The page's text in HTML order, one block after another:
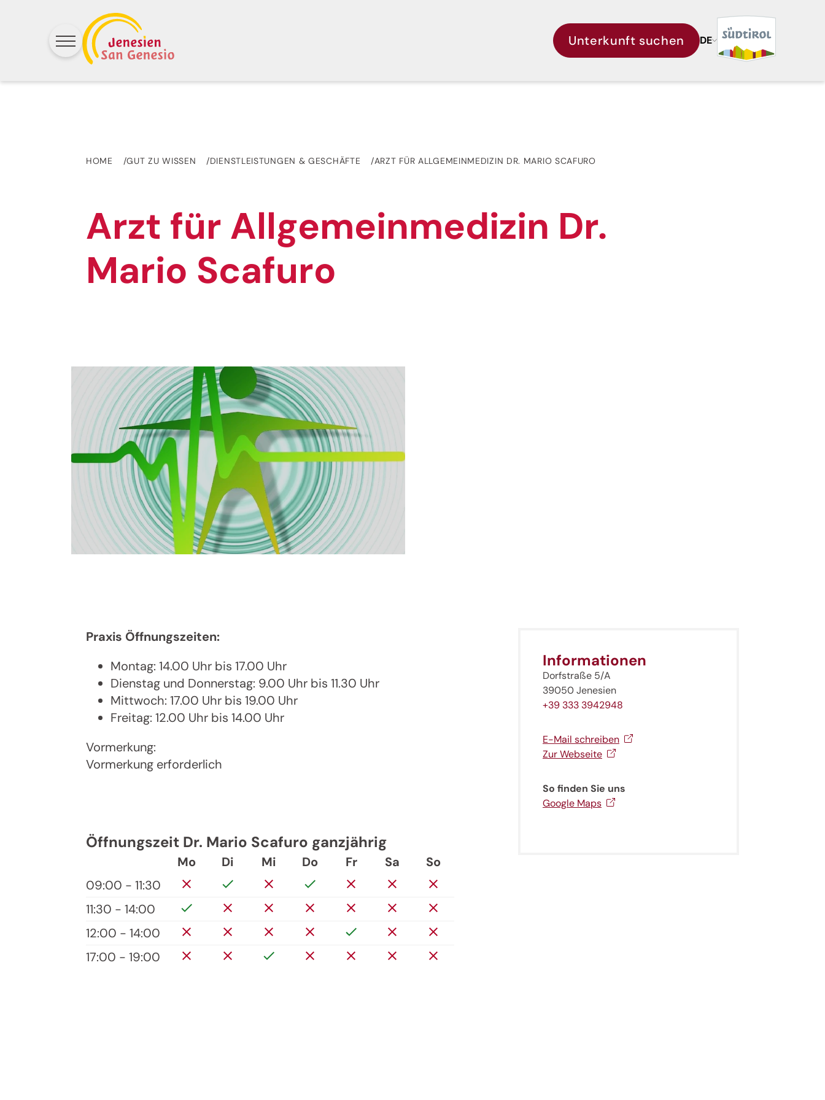
Unterkunft suchen DE
HOME GUT ZU WISSEN DIENSTLEISTUNGEN & GESCHÄFTE ARZT FÜR ALLGEMEINMEDIZIN DR. MARIO SCAFURO
Arzt für Allgemeinmedizin Dr.
Mario Scafuro
Praxis Öffnungszeiten:
Montag: 14.00 Uhr bis 17.00 Uhr
Dienstag und Donnerstag: 9.00 Uhr bis 11.30 Uhr
Mittwoch: 17.00 Uhr bis 19.00 Uhr
Freitag: 12.00 Uhr bis 14.00 Uhr
Vormerkung:
Vormerkung erforderlich
Öffnungszeit Dr. Mario Scafuro ganzjährig
Mo Di Mi Do Fr Sa
So
09:00 - 11:30
11:30 - 14:00
12:00 - 14:00
17:00 - 19:00
Informationen
Dorfstraße 5/A
39050 Jenesien
+39 333 3942948
E-Mail schreiben
Zur Webseite
So finden Sie uns
Google Maps